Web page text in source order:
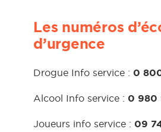
Les numéros
d’urgence
Drogue Info service : 0
Alcool Info service : 0 980
Joueurs info service : 09